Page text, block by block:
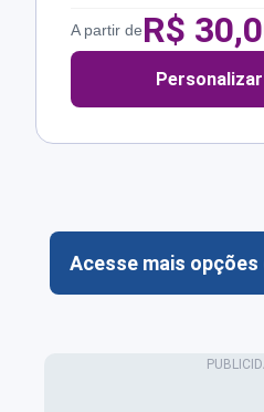
A partir deR$
Acesse mais